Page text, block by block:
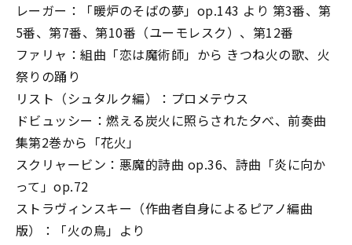
レーガー：「暖炉のそばの夢」op.143 より 第3番、第
5番、第7番、第10番（ユーモレスク）、第12番
ファリャ：組曲「恋は魔術師」から きつね火の歌、火
祭りの踊り
リスト（シュタルク編）：プロメテウス
ドビュッシー：燃える炭火に照らされた夕べ、前奏曲
集第2巻から「花火」
スクリャービン：悪魔的詩曲 op.36、詩曲「炎に向か
って」op.72
ストラヴィンスキー（作曲者自身によるピアノ編曲
版）：「火の鳥」より